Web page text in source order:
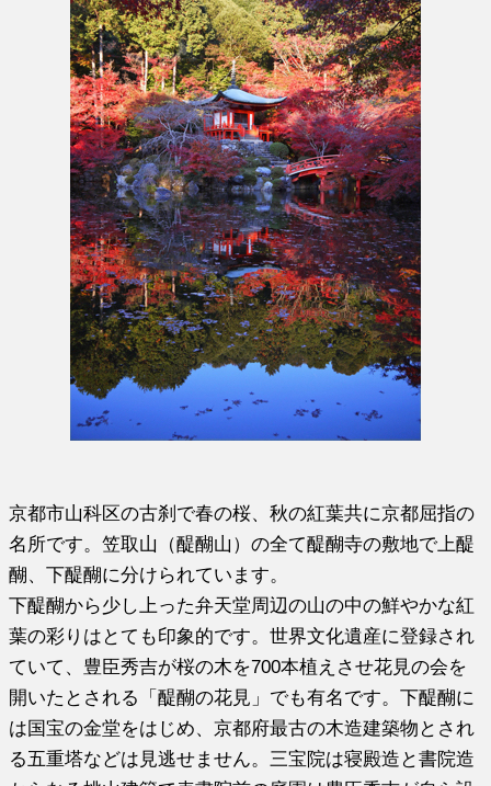
京都市山科区の古刹で春の桜、秋の紅葉共に京都屈指の
名所です。笠取山（醍醐山）の全て醍醐寺の敷地で上醍
醐、下醍醐に分けられています。
下醍醐から少し上った弁天堂周辺の山の中の鮮やかな紅
葉の彩りはとても印象的です。世界文化遺産に登録され
ていて、豊臣秀吉が桜の木を700本植えさせ花見の会を
開いたとされる「醍醐の花見」でも有名です。下醍醐に
は国宝の金堂をはじめ、京都府最古の木造建築物とされ
る五重塔などは見逃せません。三宝院は寝殿造と書院造